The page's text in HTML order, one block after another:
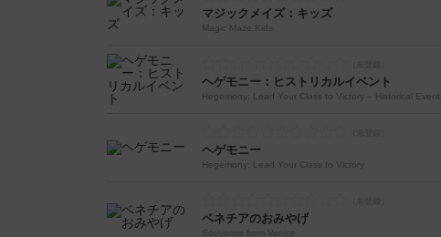
マジックメイズ：キッズ
Magic Maze Kids
ヘゲモニー：ヒストリカルイベント
Hegemony: Lead Your Class to Victory – Historical Events
ヘゲモニー
Hegemony: Lead Your Class to Victory
ベネチアのおみやげ
Souvenirs from Venice